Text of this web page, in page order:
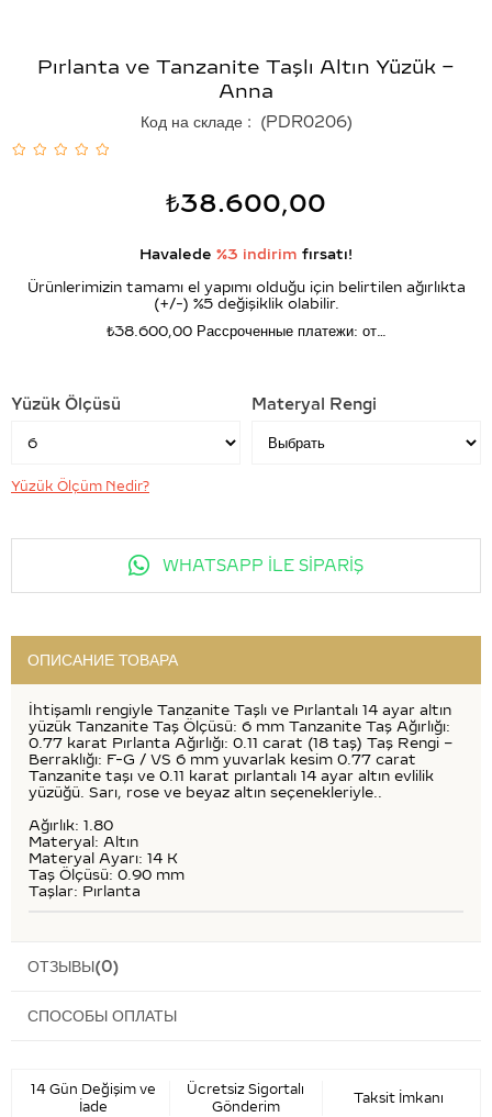
Pırlanta ve Tanzanite Taşlı Altın Yüzük –
Anna
Код на складе (PDR0206)
₺38.600,00
Havalede %3 indirim fırsatı!
Ürünlerimizin tamamı el yapımı olduğu için belirtilen ağırlıkta
(+/-) %5 değişiklik olabilir.
₺38.600,00 Рассроченные платежи: от…
Yüzük Ölçüsü Materyal Rengi
Yüzük Ölçüm Nedir?
WHATSAPP İLE SİPARİŞ
ОПИСАНИЕ ТОВАРА
İhtişamlı rengiyle Tanzanite Taşlı ve Pırlantalı 14 ayar altın
yüzük Tanzanite Taş Ölçüsü: 6 mm Tanzanite Taş Ağırlığı:
0.77 karat Pırlanta Ağırlığı: 0.11 carat (18 taş) Taş Rengi –
Berraklığı: F-G / VS 6 mm yuvarlak kesim 0.77 carat
Tanzanite taşı ve 0.11 karat pırlantalı 14 ayar altın evlilik
yüzüğü. Sarı, rose ve beyaz altın seçenekleriyle..
Ağırlık: 1.80
Materyal: Altın
Materyal Ayarı: 14 K
Taş Ölçüsü: 0.90 mm
Taşlar: Pırlanta
ОТЗЫВЫ(0)
СПОСОБЫ ОПЛАТЫ
14 Gün Değişim ve
İade
Ücretsiz Sigortalı
Gönderim
Taksit İmkanı